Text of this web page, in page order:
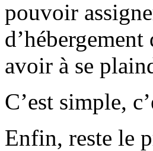
pouvoir
avoir à se
C’est simple,
Enfin, reste le